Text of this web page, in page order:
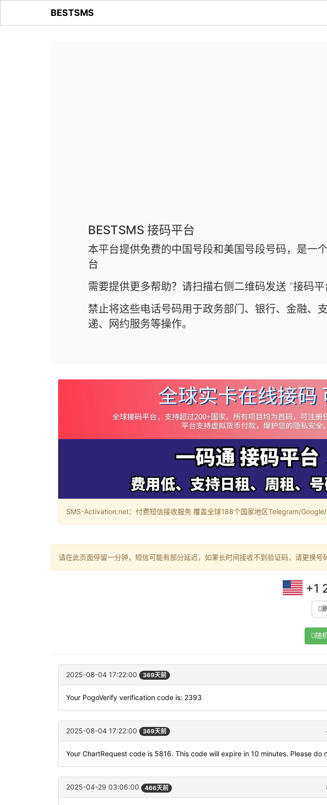
BESTSMS
BESTSMS 接码平台
本平台提供免费的中国号段和美国号段号码，是一
台
需要提供更多帮助？请扫描右侧二维码发送 "接码平
禁止将这些电话号码用于政务部门、银行、金融、
递、网约服务等操作。
SMS-Activation.net：付费短信接收服务 覆盖全球188个国家地区Telegram/
请在此页面停留一分钟，短信可能有部分延迟，如果长时间接收不到验证码，请更换号
+1
随
2025-08-04 17:22:00 369天前
Your PogoVerify verification code is: 2393
2025-08-04 17:22:00 369天前
Your ChartRequest code is 5816. This code will expire in 10 minutes. Please do
2025-04-29 03:06:00 466天前